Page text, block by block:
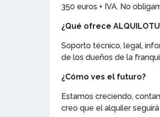
350 euros + IVA. No
¿Qué ofrece
Soporto técnico, legal,
de los dueños de la
¿Cómo ves el futuro?
Estamos creciendo,
creo que el alquiler